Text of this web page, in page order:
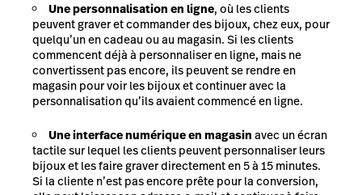
Une personnalisation en ligne, où les clients
peuvent graver et commander des bijoux, chez eux, pour
quelqu’un en cadeau ou au magasin. Si les clients
commencent déjà à personnaliser en ligne, mais ne
convertissent pas encore, ils peuvent se rendre en
magasin pour voir les bijoux et continuer avec la
personnalisation qu’ils avaient commencé en ligne.
Une interface numérique en magasin avec un écran
tactile sur lequel les clients peuvent personnaliser leurs
bijoux et les faire graver directement en 5 à 15 minutes.
Si la cliente n’est pas encore prête pour la conversion,